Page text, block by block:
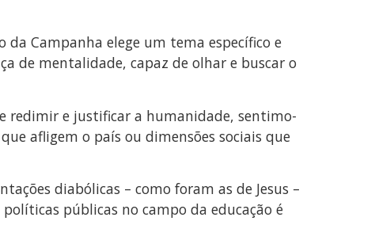
da Campanha elege um tema específico e
de mentalidade, capaz de olhar e buscar o
redimir e justificar a humanidade, sentimo-
afligem o país ou dimensões sociais que
diabólicas – como foram as de Jesus –
públicas no campo da educação é